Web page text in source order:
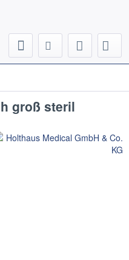
groß steril